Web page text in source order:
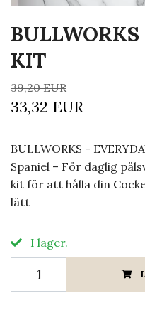
KIT
39,20 EUR
33,32 EUR
BULLWORKS -
Spaniel – För daglig
kit för att hålla din
lätt
I lager.